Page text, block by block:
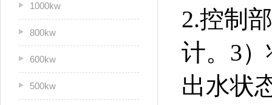
1000kw
800kw
600kw
500kw
2.控制
计。3
出水状